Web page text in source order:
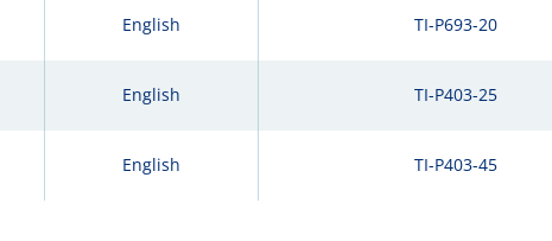
English TI-P693-20
English TI-P403-25
English TI-P403-45